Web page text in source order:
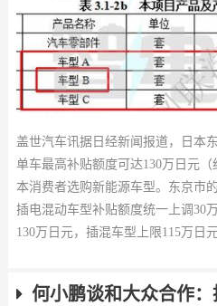
盖世汽车讯据日经新闻报道，日本
单车最高补贴额度可达130万日元（
本消费者选购新能源车型。东京市
插电混动车型补贴额度统一上调30
130万日元，插混车型上限115万日
何小鹏谈和大众合作